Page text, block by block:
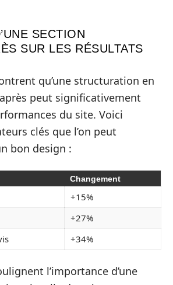
SECTION
SUR LES RÉSULTATS
qu’une structuration en
peut significativement
du site. Voici
clés que l’on peut
bon design :
Changement
+15%
+27%
+34%
l’importance d’une